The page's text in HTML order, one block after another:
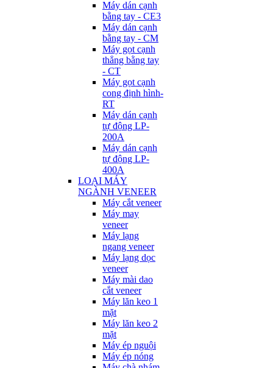
Máy dán cạnh
bằng tay - CE3
Máy dán cạnh
bằng tay - CM
Máy gọt cạnh
thẳng bằng tay
- CT
Máy gọt cạnh
cong định hình-
RT
Máy dán cạnh
tự động LP-
200A
Máy dán cạnh
tự động LP-
400A
LOẠI MÁY
NGÀNH VENEER
Máy cắt veneer
Máy may
veneer
Máy lạng
ngang veneer
Máy lạng dọc
veneer
Máy mài dao
cắt veneer
Máy lăn keo 1
mặt
Máy lăn keo 2
mặt
Máy ép nguội
Máy ép nóng